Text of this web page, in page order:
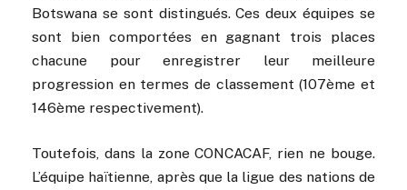
Botswana se sont distingués. Ces deux équipes se
sont bien comportées en gagnant trois places
chacune pour enregistrer leur meilleure
progression en termes de classement (107ème et
146ème respectivement).
Toutefois, dans la zone CONCACAF, rien ne bouge.
L’équipe haïtienne, après que la ligue des nations de